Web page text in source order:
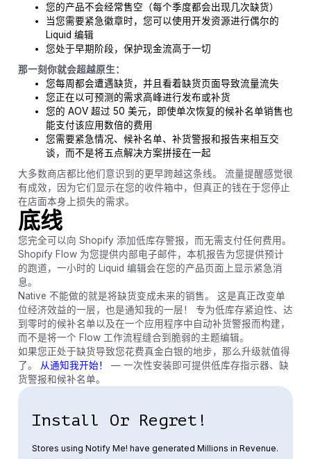
您的产品不会经常售空（每个季度都会出现几次缺货）
当您需要紧急徽章时，您可以使用开发资源进行偶尔的
Liquid 编辑
您处于早期阶段，保护现金流高于一切
那一刻你就会超越原生：
您每周都会遭遇缺货，并且看着缺货页面导致流量流失
您正在以可预测的需求高峰进行发布或补货
您的 AOV 超过 50 美元，即使单次恢复的候补名单销售也
能支付该应用数倍的费用
您需要紧急情况、候补名单、补货警报和报告来相互交
谈，而不是将五点解决方案拼接在一起
大多数商店都比他们意识到的更早跨越这条线。 流量提醒感觉很
有成效，因为它们显示在您的收件箱中，但真正的钱在于您停止
在店面本身上损失的需求。
底线
您完全可以向 Shopify 添加低库存警报，而无需支付任何费用。
Shopify Flow 为您提供内部电子邮件，本机报告为您提供预计
的跑道，一小时的 Liquid 编辑会在您的产品页面上显示紧急消
息。
Native 不能做的就是将缺货变成未来的销售。 这是真正改变单
位经济效益的一层，也是通知我的一层！ 专为低库存紧迫性、达
到零时的候补名单以及在一个应用程序中自动补货警报而构建，
而不是将一个 Flow 工作流程缝合到脆弱的主题编辑。
如果您正处于缺货导致您花费真金白银的地步，那么升级就值得
了。 从通知我开始！
— 一次性安装即可提供低库存指示器、缺
货警报和候补名单。
Install Or Regret!
Stores using Notify Me! have generated Millions in Revenue.